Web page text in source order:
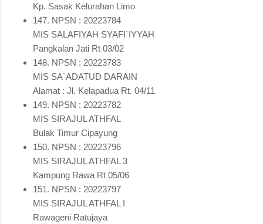
Kp. Sasak Kelurahan Limo
147. NPSN : 20223784
MIS SALAFIYAH SYAFI`IYYAH
Pangkalan Jati Rt 03/02
148. NPSN : 20223783
MIS SA`ADATUD DARAIN
Alamat : Jl. Kelapadua Rt. 04/11
149. NPSN : 20223782
MIS SIRAJUL ATHFAL
Bulak Timur Cipayung
150. NPSN : 20223796
MIS SIRAJUL ATHFAL 3
Kampung Rawa Rt 05/06
151. NPSN : 20223797
MIS SIRAJUL ATHFAL I
Rawageni Ratujaya